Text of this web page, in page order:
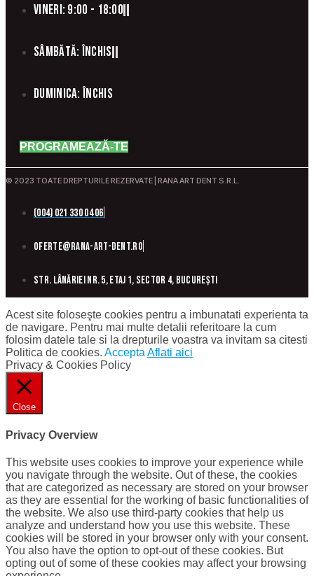
Vineri: 9:00 - 18:00
Sâmbătă: Închis
Duminica: Închis
PROGRAMEAZĂ-TE
© 2023 TOATE DREPTURILE REZERVATE | RANA ART DENT S.R.L.
(004) 021 330 04 06
oferte@rana-art-dent.ro
Str. Lânăriei nr. 5, etaj 1, sector 4, București
Acest site foloseşte cookies pentru a imbunatati experienta ta
de navigare. Pentru mai multe detalii referitoare la cum
folosim datele tale si la drepturile voastra va invitam sa citesti
Politica de cookies. Accepta Aflati aici
Privacy & Cookies Policy
Close
Privacy Overview
This website uses cookies to improve your experience while
you navigate through the website. Out of these, the cookies
that are categorized as necessary are stored on your browser
as they are essential for the working of basic functionalities of
the website. We also use third-party cookies that help us
analyze and understand how you use this website. These
cookies will be stored in your browser only with your consent.
You also have the option to opt-out of these cookies. But
opting out of some of these cookies may affect your browsing